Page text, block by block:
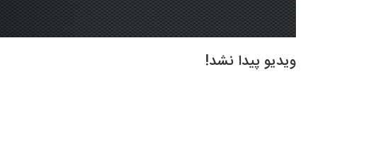
ویدیو پیدا نشد!